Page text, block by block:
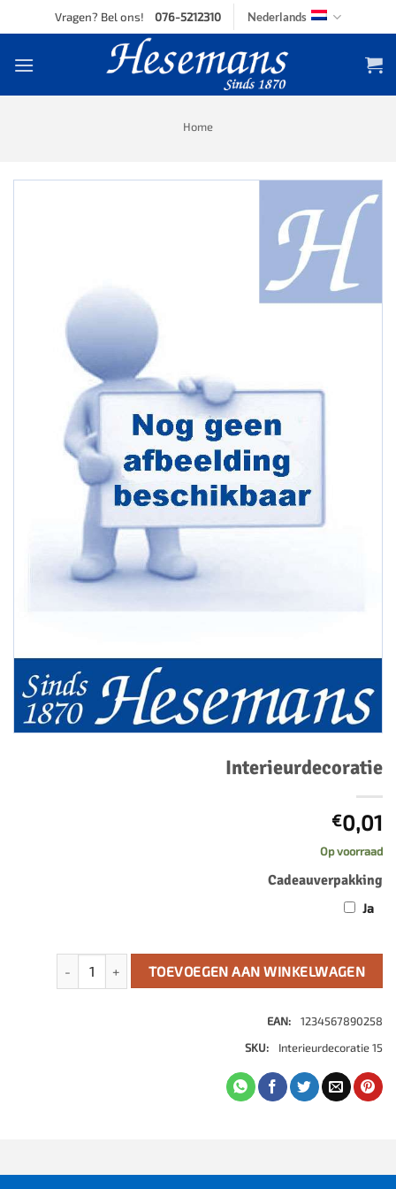
to
Vragen? Bel ons! 076-5212310 Nederlands
Home
Interieurdecoratie
€0,01
Op voorraad
Cadeauverpakking
Ja
Interieurdecoratie aantalTOEVOEGEN AAN WINKELWAGEN
EAN:
1234567890258
SKU:
Interieurdecoratie 15